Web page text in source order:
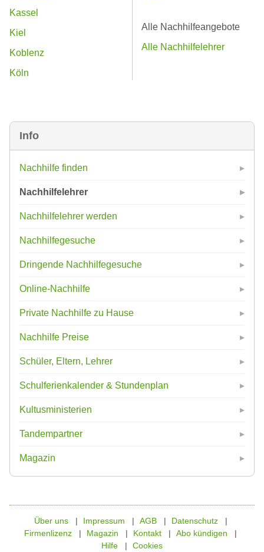
Info
Nachhilfe finden
Nachhilfelehrer
Nachhilfelehrer werden
Nachhilfegesuche
Dringende Nachhilfegesuche
Online-Nachhilfe
Private Nachhilfe zu Hause
Nachhilfe Preise
Schüler, Eltern, Lehrer
Schulferienkalender & Stundenplan
Kultusministerien
Tandempartner
Magazin
Kassel
Kiel
Koblenz
Köln
Alle Nachhilfeangebote
Alle Nachhilfelehrer
Über uns Impressum AGB
Datenschutz
Firmenlizenz
Magazin Kontakt
Abo kündigen
Hilfe
Cookies